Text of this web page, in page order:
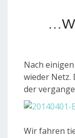
Nach
wieder Netz.
der
Wir fahren